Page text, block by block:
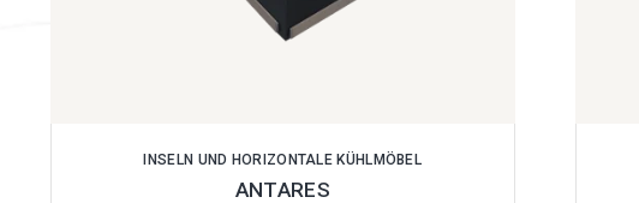
INSELN UND HORIZONTALE KÜHLMÖBEL
ANTARES